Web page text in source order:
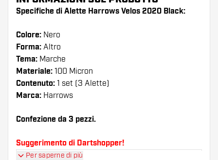
Specifiche di Alette Harrows Velos 2020 Black:
Colore: Nero
Forma: Altro
Tema: Marche
Materiale: 100 Micron
Contenuto: 1 set (3 Alette)
Marca: Harrows
Confezione da 3 pezzi.
Suggerimento di Dartshopper!
Per saperne di più